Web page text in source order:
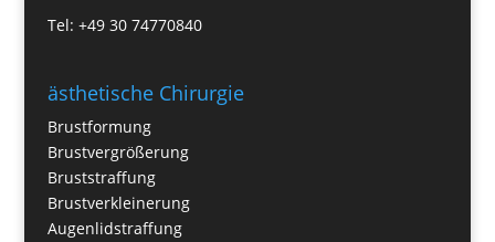
Tel: +49 30 74770840
ästhetische Chirurgie
Brustformung
Brustvergrößerung
Bruststraffung
Brustverkleinerung
Augenlidstraffung